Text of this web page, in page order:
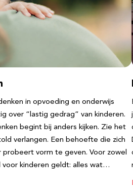
in opvoeding en onderwijs
over “lastig gedrag” van kinderen.
begint bij anders kijken. Zie het
verlangen. Een behoefte die zich
vorm te geven. Voor zowel
voor kinderen geldt: alles wat…